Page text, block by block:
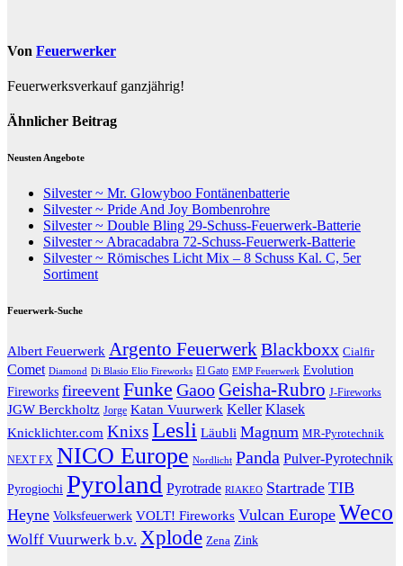
Von Feuerwerker
Feuerwerksverkauf ganzjährig!
Ähnlicher Beitrag
Neusten Angebote
Silvester ~ Mr. Glowyboo Fontänenbatterie
Silvester ~ Pride And Joy Bombenrohre
Silvester ~ Double Bling 29-Schuss-Feuerwerk-Batterie
Silvester ~ Abracadabra 72-Schuss-Feuerwerk-Batterie
Silvester ~ Römisches Licht Mix – 8 Schuss Kal. C, 5er
Sortiment
Feuerwerk-Suche
Albert Feuerwerk Argento FeuerwerkBlackboxx Cialfir
Comet Diamond Di Blasio Elio Fireworks El Gato EMP Feuerwerk Evolution
Fireworks fireevent Funke GaooGeisha-Rubro J-Fireworks
JGW Berckholtz Jorge Katan Vuurwerk Keller Klasek
Knicklichter.com KnixsLesli Läubli Magnum MR-Pyrotechnik
NEXT FX NICO Europe Nordlicht Panda Pulver-Pyrotechnik
Pyrogiochi Pyroland Pyrotrade RIAKEO Startrade TIB
Heyne Volksfeuerwerk VOLT! Fireworks Vulcan Europe Weco
Wolff Vuurwerk b.v. Xplode Zena Zink